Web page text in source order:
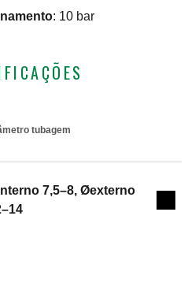
: 10 bar
tubagem
7,5–8, Øexterno